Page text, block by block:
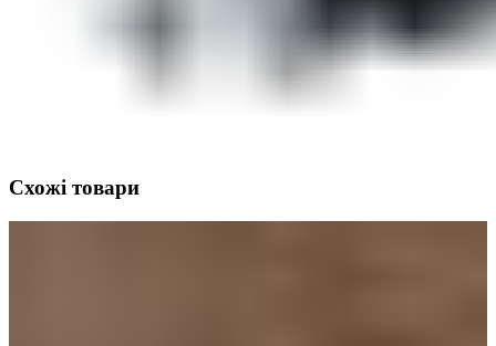
Схожі товари